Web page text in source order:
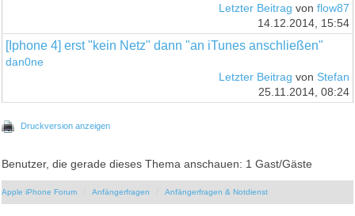
Letzter Beitrag von flow87
14.12.2014, 15:54
[Iphone 4] erst "kein Netz" dann "an iTunes anschließen"
dan0ne
Letzter Beitrag von Stefan
25.11.2014, 08:24
Druckversion anzeigen
Benutzer, die gerade dieses Thema anschauen: 1 Gast/Gäste
Apple iPhone Forum Anfängerfragen Anfängerfragen & Notdienst